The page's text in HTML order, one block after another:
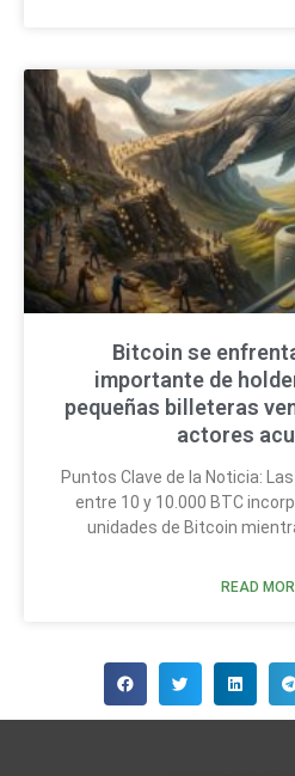
Bitcoin se
importante de
pequeñas billeteras
actores
Puntos Clave de la Noticia:
entre 10 y 10.000 BTC
unidades de Bitcoin
READ